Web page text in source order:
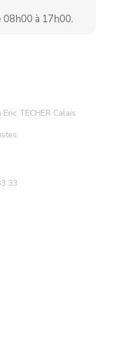
08h00 à 17h00.
Eric TECHER Calais
33